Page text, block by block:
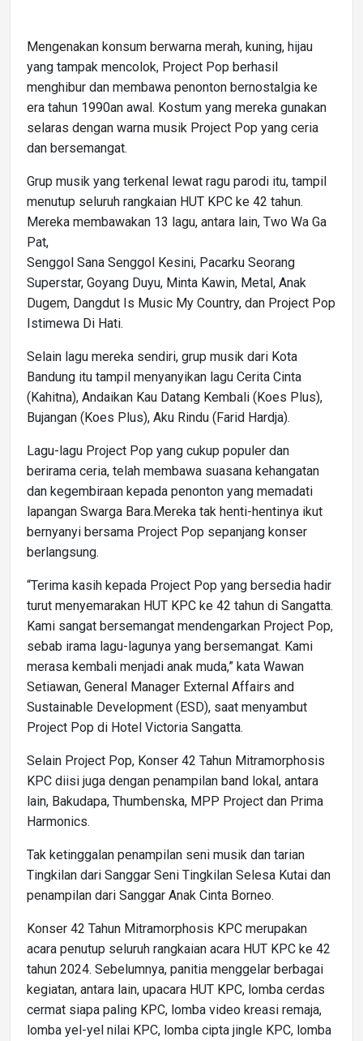
Mengenakan konsum berwarna merah, kuning, hijau
yang tampak mencolok, Project Pop berhasil
menghibur dan membawa penonton bernostalgia ke
era tahun 1990an awal. Kostum yang mereka gunakan
selaras dengan warna musik Project Pop yang ceria
dan bersemangat.
Grup musik yang terkenal lewat ragu parodi itu, tampil
menutup seluruh rangkaian HUT KPC ke 42 tahun.
Mereka membawakan 13 lagu, antara lain, Two Wa Ga
Pat,
Senggol Sana Senggol Kesini, Pacarku Seorang
Superstar, Goyang Duyu, Minta Kawin, Metal, Anak
Dugem, Dangdut Is Music My Country, dan Project Pop
Istimewa Di Hati.
Selain lagu mereka sendiri, grup musik dari Kota
Bandung itu tampil menyanyikan lagu Cerita Cinta
(Kahitna), Andaikan Kau Datang Kembali (Koes Plus),
Bujangan (Koes Plus), Aku Rindu (Farid Hardja).
Lagu-lagu Project Pop yang cukup populer dan
berirama ceria, telah membawa suasana kehangatan
dan kegembiraan kepada penonton yang memadati
lapangan Swarga Bara.Mereka tak henti-hentinya ikut
bernyanyi bersama Project Pop sepanjang konser
berlangsung.
“Terima kasih kepada Project Pop yang bersedia hadir
turut menyemarakan HUT KPC ke 42 tahun di Sangatta.
Kami sangat bersemangat mendengarkan Project Pop,
sebab irama lagu-lagunya yang bersemangat. Kami
merasa kembali menjadi anak muda,” kata Wawan
Setiawan, General Manager External Affairs and
Sustainable Development (ESD), saat menyambut
Project Pop di Hotel Victoria Sangatta.
Selain Project Pop, Konser 42 Tahun Mitramorphosis
KPC diisi juga dengan penampilan band lokal, antara
lain, Bakudapa, Thumbenska, MPP Project dan Prima
Harmonics.
Tak ketinggalan penampilan seni musik dan tarian
Tingkilan dari Sanggar Seni Tingkilan Selesa Kutai dan
penampilan dari Sanggar Anak Cinta Borneo.
Konser 42 Tahun Mitramorphosis KPC merupakan
acara penutup seluruh rangkaian acara HUT KPC ke 42
tahun 2024. Sebelumnya, panitia menggelar berbagai
kegiatan, antara lain, upacara HUT KPC, lomba cerdas
cermat siapa paling KPC, lomba video kreasi remaja,
lomba yel-yel nilai KPC, lomba cipta jingle KPC, lomba